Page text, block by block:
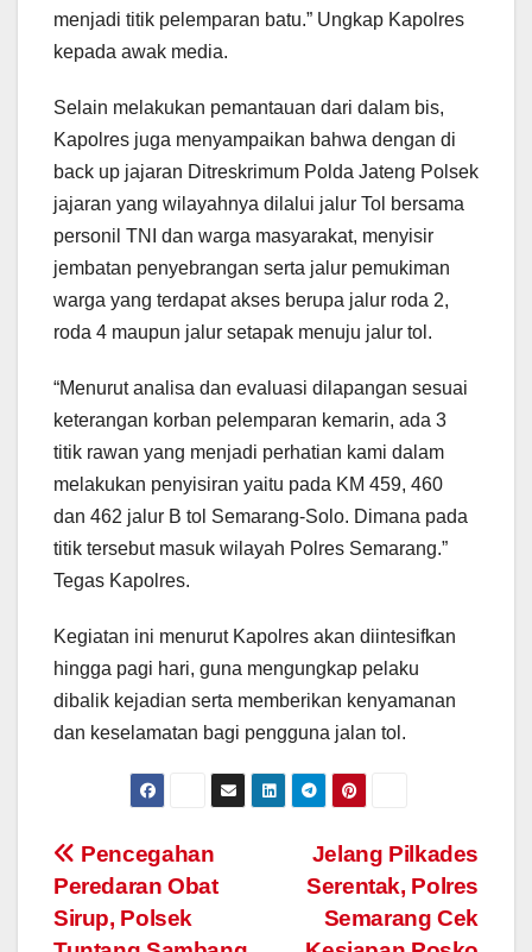
menjadi titik pelemparan batu.” Ungkap Kapolres
kepada awak media.
Selain melakukan pemantauan dari dalam bis,
Kapolres juga menyampaikan bahwa dengan di
back up jajaran Ditreskrimum Polda Jateng Polsek
jajaran yang wilayahnya dilalui jalur Tol bersama
personil TNI dan warga masyarakat, menyisir
jembatan penyebrangan serta jalur pemukiman
warga yang terdapat akses berupa jalur roda 2,
roda 4 maupun jalur setapak menuju jalur tol.
“Menurut analisa dan evaluasi dilapangan sesuai
keterangan korban pelemparan kemarin, ada 3
titik rawan yang menjadi perhatian kami dalam
melakukan penyisiran yaitu pada KM 459, 460
dan 462 jalur B tol Semarang-Solo. Dimana pada
titik tersebut masuk wilayah Polres Semarang.”
Tegas Kapolres.
Kegiatan ini menurut Kapolres akan diintesifkan
hingga pagi hari, guna mengungkap pelaku
dibalik kejadian serta memberikan kenyamanan
dan keselamatan bagi pengguna jalan tol.
Post
navigation
Jelang Pilkades
Serentak, Polres
Semarang Cek
Pencegahan
Peredaran Obat
Sirup, Polsek